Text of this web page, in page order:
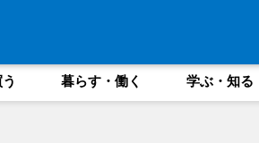
暮らす・働く 学ぶ・知る